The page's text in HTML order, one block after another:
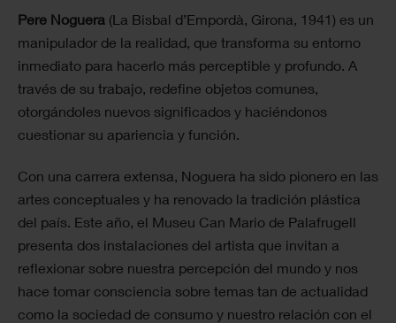
Pere Noguera (La Bisbal d’Empordà, Girona, 1941) es un
manipulador de la realidad, que transforma su entorno
inmediato para hacerlo más perceptible y profundo. A
través de su trabajo, redefine objetos comunes,
otorgándoles nuevos significados y haciéndonos
cuestionar su apariencia y función.
Con una carrera extensa, Noguera ha sido pionero en las
artes conceptuales y ha renovado la tradición plástica
del país. Este año, el Museu Can Mario de Palafrugell
presenta dos instalaciones del artista que invitan a
reflexionar sobre nuestra percepción del mundo y nos
hace tomar consciencia sobre temas tan de actualidad
como la sociedad de consumo y nuestro relación con el